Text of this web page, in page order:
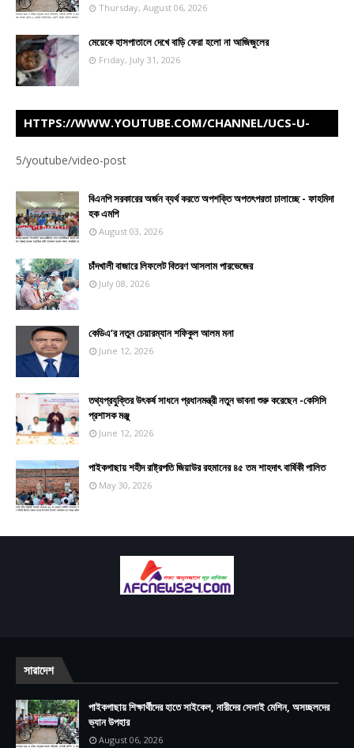
Thursday, August 06, 2026
মেয়েকে হাসপাতালে দেখে বাড়ি ফেরা হলো না আজিজুলের
Friday, July 31, 2026
HTTPS://WWW.YOUTUBE.COM/CHANNEL/UCS-U-
5/youtube/video-post
বিএনপি সরকারের অর্জন ব্যর্থ করতে অপশক্তি অপতৎপরতা চালাচ্ছে - ফাহমিদা
হক এমপি
August 03, 2026
চাঁদখালী বাজারে লিফলেট বিতরণ আসলাম পারভেজের
July 08, 2026
কেডিএ’র নতুন চেয়ারম্যান শফিকুল আলম মনা
June 12, 2026
তথ্যপ্রযুক্তির উৎকর্ষ সাধনে প্রধানমন্ত্রী নতুন ভাবনা শুরু করেছেন -কেসিসি
প্রশাসক মঞ্জু
June 12, 2026
পাইকগাছায় শহীদ রাষ্ট্রপতি জিয়াউর রহমানের ৪৫ তম শাহদাৎ বার্ষিকী পালিত
May 30, 2026
সারাদেশ
পাইকগাছায় শিক্ষার্থীদের হাতে সাইকেল, নারীদের সেলাই মেশিন, অসচ্ছলদের
ভ্যান উপহার
August 06, 2026